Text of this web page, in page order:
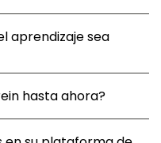
aprendizaje sea
hasta ahora?